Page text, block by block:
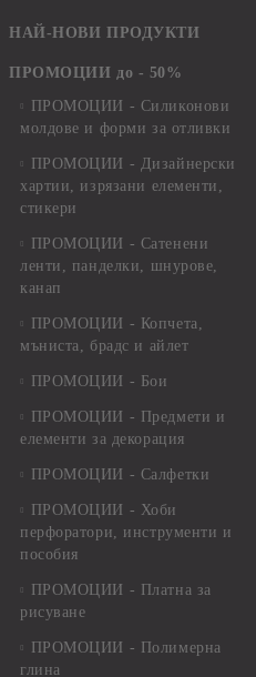
НАЙ-НОВИ ПРОДУКТИ
ПРОМОЦИИ до - 50%
ПРОМОЦИИ - Силиконови
молдове и форми за отливки
ПРОМОЦИИ - Дизайнерски
хартии, изрязани елементи,
стикери
ПРОМОЦИИ - Сатенени
ленти, панделки, шнурове,
канап
ПРОМОЦИИ - Копчета,
мъниста, брадс и айлет
ПРОМОЦИИ - Бои
ПРОМОЦИИ - Предмети и
елементи за декорация
ПРОМОЦИИ - Салфетки
ПРОМОЦИИ - Хоби
перфоратори, инструменти и
пособия
ПРОМОЦИИ - Платна за
рисуване
ПРОМОЦИИ - Полимерна
глина